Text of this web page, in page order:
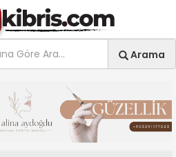
Ara
Arama
ilanları,